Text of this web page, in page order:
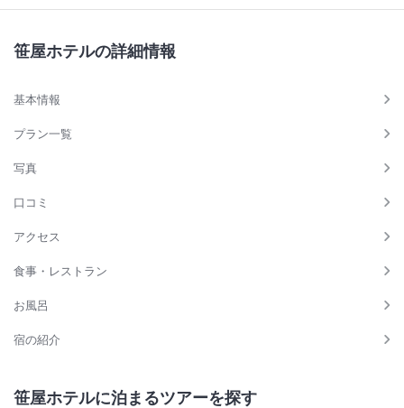
笹屋ホテルの詳細情報
基本情報
プラン一覧
写真
口コミ
アクセス
食事・レストラン
お風呂
宿の紹介
笹屋ホテルに泊まるツアーを探す